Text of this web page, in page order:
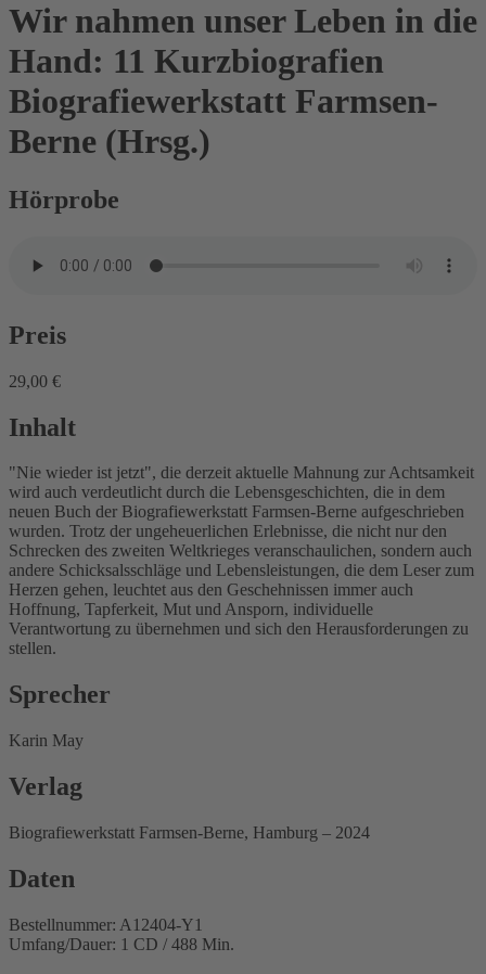
Wir nahmen unser Leben in die
Hand: 11 Kurzbiografien
Biografiewerkstatt Farmsen-
Berne (Hrsg.)
Hörprobe
Preis
29,00 €
Inhalt
"Nie wieder ist jetzt", die derzeit aktuelle Mahnung zur Achtsamkeit
wird auch verdeutlicht durch die Lebensgeschichten, die in dem
neuen Buch der Biografiewerkstatt Farmsen-Berne aufgeschrieben
wurden. Trotz der ungeheuerlichen Erlebnisse, die nicht nur den
Schrecken des zweiten Weltkrieges veranschaulichen, sondern auch
andere Schicksalsschläge und Lebensleistungen, die dem Leser zum
Herzen gehen, leuchtet aus den Geschehnissen immer auch
Hoffnung, Tapferkeit, Mut und Ansporn, individuelle
Verantwortung zu übernehmen und sich den Herausforderungen zu
stellen.
Sprecher
Karin May
Verlag
Biografiewerkstatt Farmsen-Berne, Hamburg – 2024
Daten
Bestellnummer: A12404-Y1
Umfang/Dauer: 1 CD / 488 Min.